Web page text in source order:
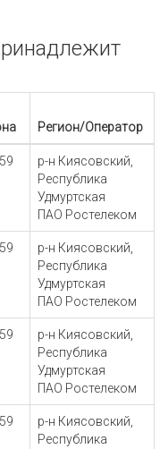
Регион/Оператор
р-н Киясовский,
Республика
Удмуртская
ПАО Ростелеком
р-н Киясовский,
Республика
Удмуртская
ПАО Ростелеком
р-н Киясовский,
Республика
Удмуртская
ПАО Ростелеком
р-н Киясовский,
Республика